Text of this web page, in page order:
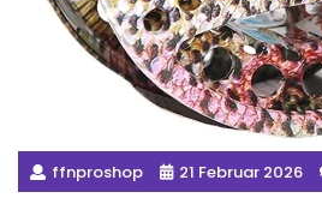
ffnproshop 21 Februar 2026